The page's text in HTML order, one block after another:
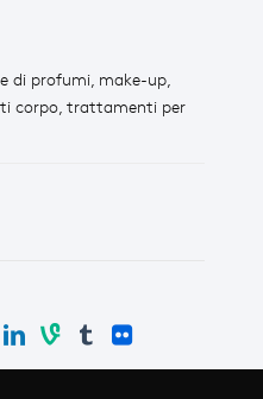
di profumi, make-up,
corpo, trattamenti per